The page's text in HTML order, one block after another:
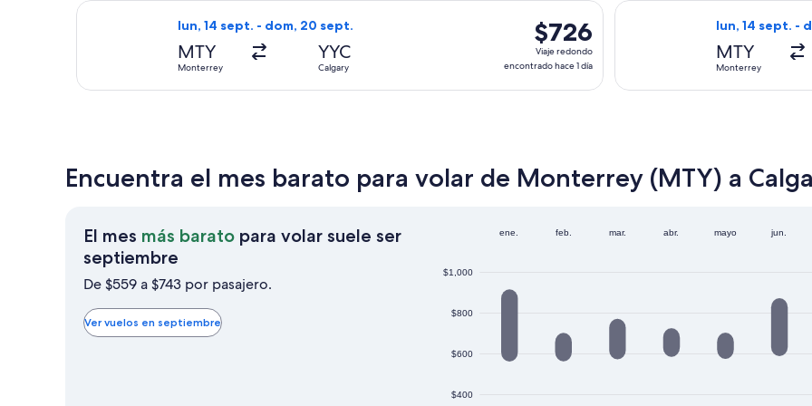
2
días
lun, 14 sept. - dom, 20 sept.
MTY
Monterrey
YYC
Calgary
$726
Viaje
redondo,
encontrado
$726
Viaje redondo
encontrado hace 1 día
Seleccionar vuelo de WestJet, con salida el lun, 14 sept. desde Monterrey hacia Calgary, con
lun, 14 sept. -
MTY
Monterrey
Seleccionar
Encuentra el mes barato para volar de Monterrey (MTY) a
El mes más barato para volar suele ser
septiembre
mes
barato
para
De $559 a $743 por pasajero.
Ver vuelos en septiembre
$400
$600
$800
$1,000
ene. feb. mar. abr. mayo jun.